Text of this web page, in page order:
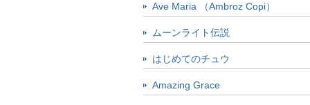
Ave Maria （Ambroz Copi）
ムーンライト伝説
はじめてのチュウ
Amazing Grace